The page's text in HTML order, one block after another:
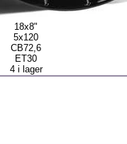
18x8"
5x120
CB72,6
ET30
4 i lager